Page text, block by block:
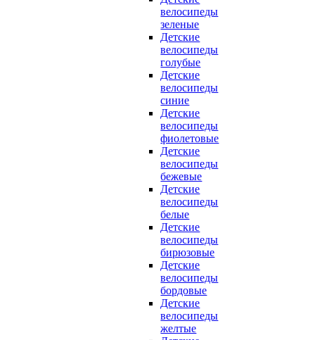
велосипеды
зеленые
Детские
велосипеды
голубые
Детские
велосипеды
синие
Детские
велосипеды
фиолетовые
Детские
велосипеды
бежевые
Детские
велосипеды
белые
Детские
велосипеды
бирюзовые
Детские
велосипеды
бордовые
Детские
велосипеды
желтые